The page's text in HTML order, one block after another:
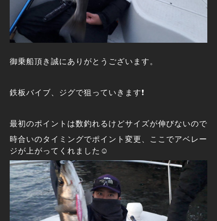
御乗船頂き誠にありがとうございます。
鉄板バイブ、ジグで狙っていきます❗
最初のポイントは数釣れるけどサイズが伸びないので
時合いのタイミングでポイント変更、ここでアベレー
ジが上がってくれました☺️